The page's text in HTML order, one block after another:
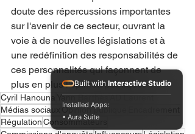
doute des répercussions importantes
sur l'avenir de ce secteur, ouvrant la
voie à de nouvelles législations et à
une redéfinition des responsabilités de
ces personnalités qui façonnent de
plus en plus l'opinion publique.
Cyril Hanouna Yann BarthèsAD Laurent
Médias sociaux
Opinion publique
RégulationConsommateurs
Built with Interactive Studio
Installed Apps:
• Aura Suite